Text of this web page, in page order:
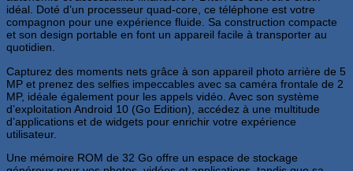
idéal. Doté d’un processeur quad-core, ce téléphone est votre
compagnon pour une expérience fluide. Sa construction compacte
et son design portable en font un appareil facile à transporter au
quotidien.
Capturez des moments nets grâce à son appareil photo arrière de 5
MP et prenez des selfies impeccables avec sa caméra frontale de 2
MP, idéale également pour les appels vidéo. Avec son système
d’exploitation Android 10 (Go Edition), accédez à une multitude
d’applications et de widgets pour enrichir votre expérience
utilisateur.
Une mémoire ROM de 32 Go offre un espace de stockage